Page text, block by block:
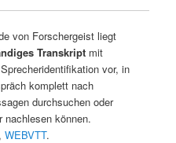
von Forschergeist liegt
Transkriptmit
vor, in
komplett nach
durchsuchen oder
nachlesen können.
, WEBVTT.